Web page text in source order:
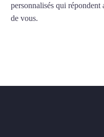
personnalisés qui répondent
de vous.